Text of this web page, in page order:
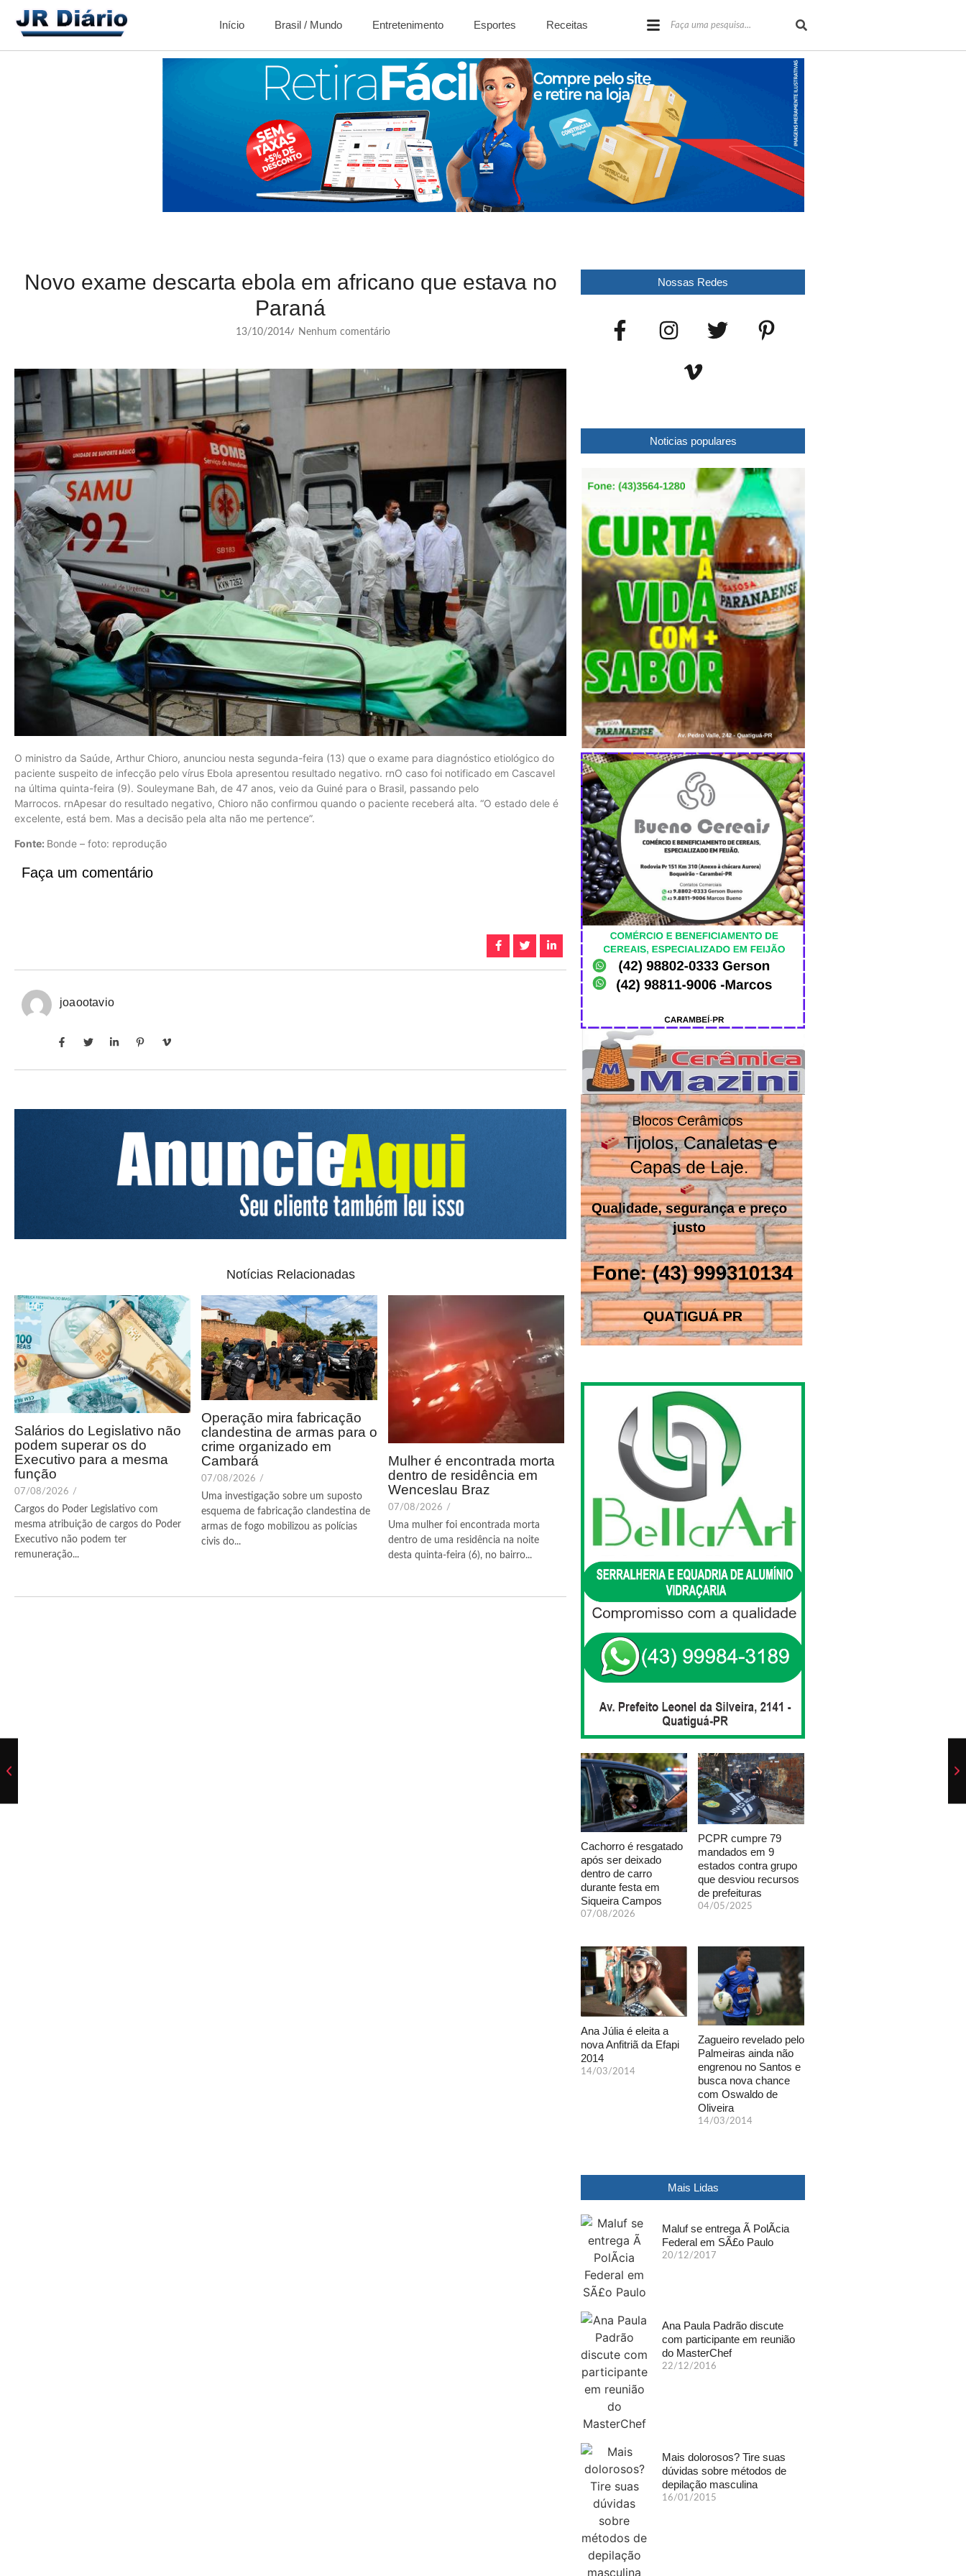
Início Brasil / Mundo Entretenimento Esportes Receitas
Novo exame descarta ebola em africano que estava no
Paraná
13/10/2014/ Nenhum comentário
O ministro da Saúde, Arthur Chioro, anunciou nesta segunda-feira (13) que o exame para diagnóstico etiológico do
paciente suspeito de infecção pelo vírus Ebola apresentou resultado negativo. rnO caso foi notificado em Cascavel
na última quinta-feira (9). Souleymane Bah, de 47 anos, veio da Guiné para o Brasil, passando pelo
Marrocos. rnApesar do resultado negativo, Chioro não confirmou quando o paciente receberá alta. “O estado dele é
excelente, está bem. Mas a decisão pela alta não me pertence”.
Fonte: Bonde – foto: reprodução
Faça um comentário
joaootavio
Notícias Relacionadas
Salários do Legislativo não
podem superar os do
Executivo para a mesma
função
07/08/2026 /
Cargos do Poder Legislativo com
mesma atribuição de cargos do Poder
Executivo não podem ter
remuneração...
Operação mira fabricação
clandestina de armas para o
crime organizado em
Cambará
07/08/2026 /
Uma investigação sobre um suposto
esquema de fabricação clandestina de
armas de fogo mobilizou as polícias
civis do...
Mulher é encontrada morta
dentro de residência em
Wenceslau Braz
07/08/2026 /
Uma mulher foi encontrada morta
dentro de uma residência na noite
desta quinta-feira (6), no bairro...
Nossas Redes
Noticias populares
Cachorro é resgatado
após ser deixado
dentro de carro
durante festa em
Siqueira Campos
07/08/2026
PCPR cumpre 79
mandados em 9
estados contra grupo
que desviou recursos
de prefeituras
04/05/2025
Ana Júlia é eleita a
nova Anfitriã da Efapi
2014
14/03/2014
Zagueiro revelado pelo
Palmeiras ainda não
engrenou no Santos e
busca nova chance
com Oswaldo de
Oliveira
14/03/2014
Mais Lidas
Maluf se entrega Ã PolÃ­cia
Federal em SÃ£o Paulo
20/12/2017
Ana Paula Padrão discute
com participante em reunião
do MasterChef
22/12/2016
Mais dolorosos? Tire suas
dúvidas sobre métodos de
depilação masculina
16/01/2015